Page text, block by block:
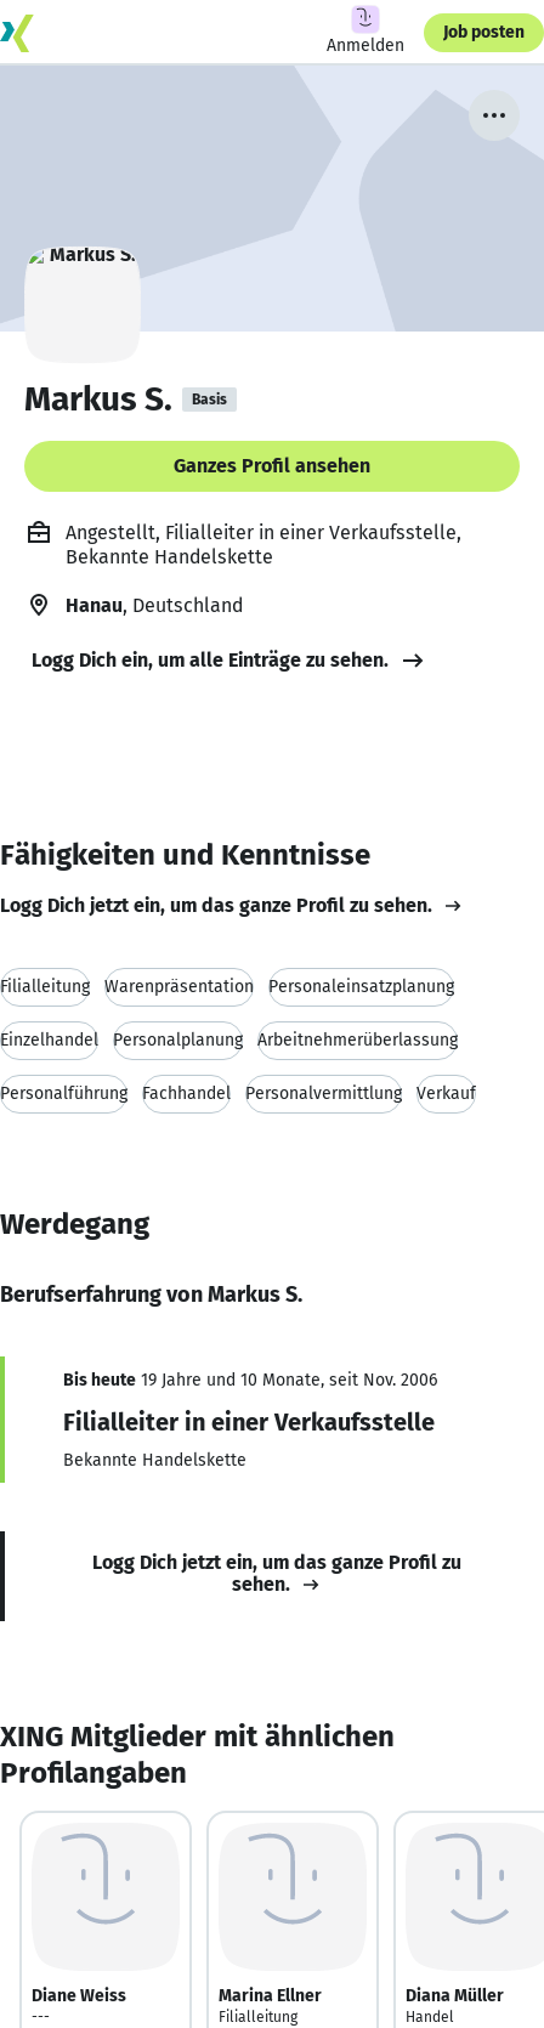
Anmelden
Job posten
Markus S. Basis
Ganzes Profil ansehen
Angestellt, Filialleiter in einer Verkaufsstelle,
Bekannte Handelskette
Hanau, Deutschland
Logg Dich ein, um alle Einträge zu sehen.
Fähigkeiten und Kenntnisse
Logg Dich jetzt ein, um das ganze Profil zu sehen.
Filialleitung Warenpräsentation Personaleinsatzplanung
Einzelhandel Personalplanung Arbeitnehmerüberlassung
Personalführung Fachhandel Personalvermittlung Verkauf
Werdegang
Berufserfahrung von Markus S.
Bis heute 19 Jahre und 10 Monate, seit Nov. 2006
Filialleiter in einer Verkaufsstelle
Bekannte Handelskette
Logg Dich jetzt ein, um das ganze Profil zu
sehen.
XING Mitglieder mit ähnlichen
Profilangaben
Diane Weiss
---
Marina Ellner
Filialleitung
Diana Müller
Handel